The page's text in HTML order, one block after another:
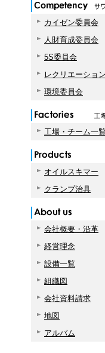
カイゼン委員会
人財育成委員会
5S委員会
レクリエーショ
環境委員会
工場・チーム一覧
オイルスキマー
クランプ治具
会社概要・沿革
経営理念
設備一覧
組織図
会社資料請求
地図
アルバム